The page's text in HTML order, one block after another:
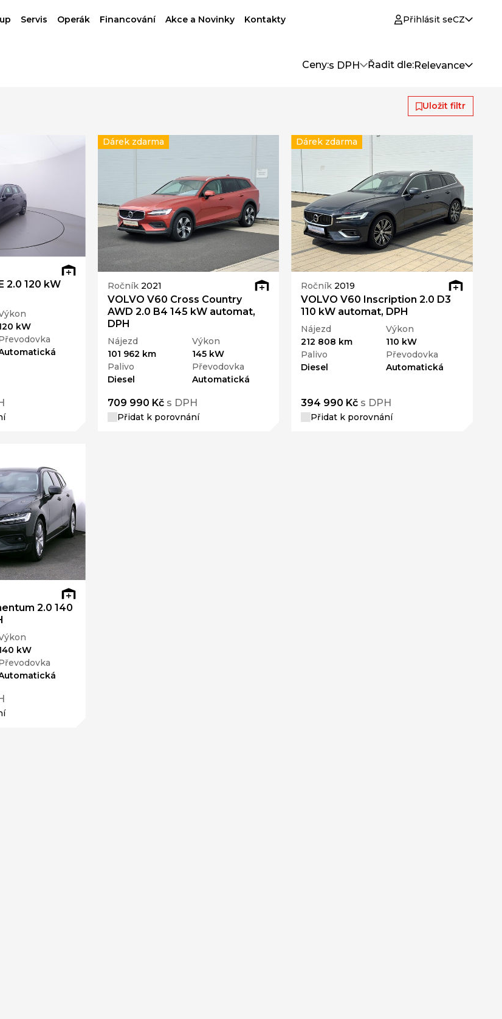
Servis Operák Financování Akce a Novinky Kontakty Přihlásit seCZ
Ceny:s DPH Řadit dle:Relevance
Uložit filtr
2.0 120 kW
kW
Ročník 2021
VOLVO V60 Cross Country
AWD 2.0 B4 145 kW automat,
DPH
Nájezd
101 962 km
Výkon
145 kW
Palivo
Diesel
Převodovka
Automatická
709 990 Kčs DPH
Přidat k porovnání
Dárek zdarma
Ročník 2019
VOLVO V60 Inscription 2.0 D3
110 kW automat, DPH
Nájezd
212 808 km
Výkon
110 kW
Palivo
Diesel
Převodovka
Automatická
394 990 Kč s DPH
Přidat k porovnání
Dárek zdarma
2.0 140
kW